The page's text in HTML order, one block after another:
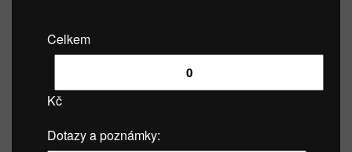
Celkem
Kč
Dotazy a poznámky: